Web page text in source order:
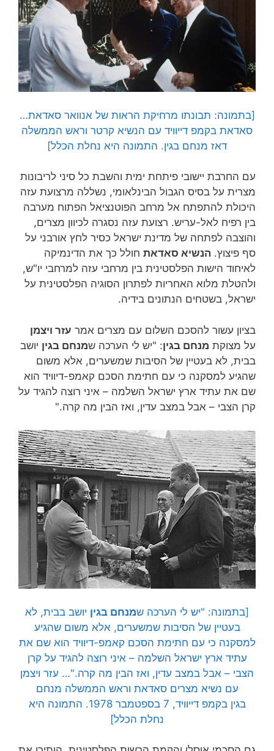
[בתמונה: תבונתו מרחיקת הראות של אנוואר סאדאת…
סאדאת בקמפ דייוויד עם הנשיא קרטר וראש הממשלה
דאז מנחם בגין. התמונה היא נחלת הכלל]
עם החרבת יישובי פיתחת ימית והשבת כל סיני לריבונות
מצרית על בסיס הגבול הבינלאומי, נשללה מרצועת עזה
היכולת להתפתח אל מרחב הפוטנציאל הפתוח מערבה
בין רפיח לאל-עריש. רצועת עזה נסגרה לכיוון מצרים,
והוצבה לפתחה של מדינת ישראל כסיר לחץ אורבני על
סף פיצוץ. הנשיא סאדאת חולל כך את הדינמיקה
לאיחוד הישות הפלסטינית בין מרחבי עזה למרחבי יו"ש,
ולהטלת מלוא האחריות לפתרון הסוגיה הפלסטינית על
ישראל, בשטחים הנתונים בידיה.
בציון עשור להסכם השלום עם מצרים אמר עזר ויצמן
על מצוקת מנחם בגין: "יש לי הערכה שמנחם בגין יושב
בבית, לא בעטיין של הסיבות שמשערים, אלא משום
שהגיע למסקנה כי עם חתימת הסכם קאמפ-דיוויד הוא
שם את עתיד ארץ ישראל השלמה – איני רוצה להגיד על
קרן הצבי – אבל במצב עדין, ואז הבין מה קרה."
[בתמונה: "יש לי הערכה שמנחם בגין יושב בבית, לא
בעטיין של הסיבות שמשערים, אלא משום שהגיע
למסקנה כי עם חתימת הסכם קאמפ-דיוויד הוא שם את
עתיד ארץ ישראל השלמה – איני רוצה להגיד על קרן
הצבי – אבל במצב עדין, ואז הבין מה קרה."… עזר ויצמן
עם נשיא מצרים סאדאת וראש הממשלה מנחם
בגין בקמפ דייוויד, 7 בספטמבר 1978. התמונה היא
נחלת הכלל]